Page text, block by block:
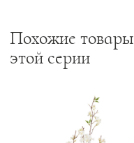
Похожие товары
этой серии